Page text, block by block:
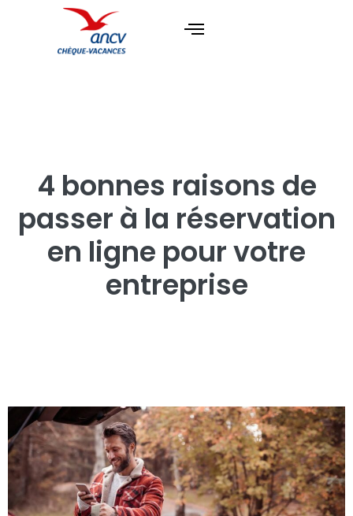
4 bonnes raisons de
passer à la réservation
en ligne pour votre
entreprise